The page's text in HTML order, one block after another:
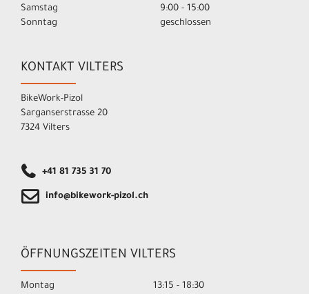
Samstag
9:00 - 15:00
Sonntag
geschlossen
KONTAKT VILTERS
BikeWork-Pizol
Sarganserstrasse 20
7324 Vilters
+41 81 735 31 70
info@bikework-pizol.ch
ÖFFNUNGSZEITEN VILTERS
Montag
13:15 - 18:30